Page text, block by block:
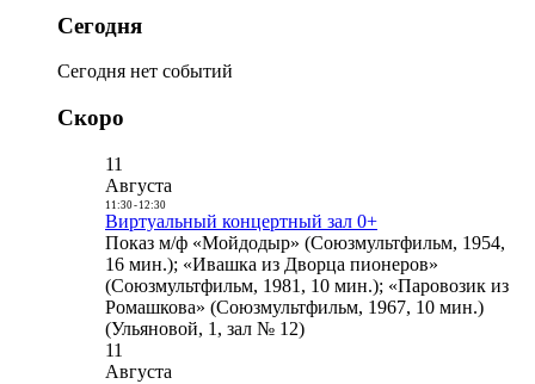
Сегодня
Сегодня нет событий
Скоро
11
Августа
11:30- 12:30
Виртуальный концертный зал 0+
Показ м/ф «Мойдодыр» (Союзмультфильм, 1954,
16 мин.); «Ивашка из Дворца пионеров»
(Союзмультфильм, 1981, 10 мин.); «Паровозик из
Ромашкова» (Союзмультфильм, 1967, 10 мин.)
(Ульяновой, 1, зал № 12)
11
Августа